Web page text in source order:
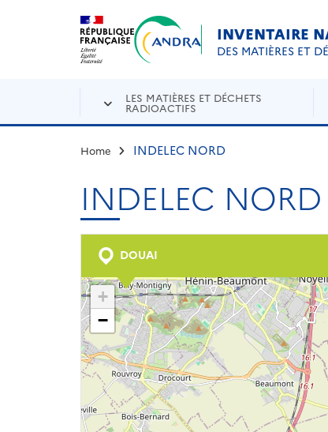
Aller au contenu principal
INVENTAIRE
DES MATIÈRES ET
LES MATIÈRES ET DÉCHETS
RADIOACTIFS
Home INDELEC NORD
INDELEC NORD
DOUAI
+
−